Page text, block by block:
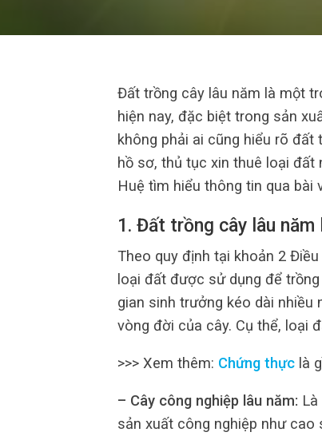
Đất trồng cây lâu năm là một
hiện nay, đặc biệt trong sản
không phải ai cũng hiểu rõ đất
hồ sơ, thủ tục xin thuê loại đất
Huệ tìm hiểu thông tin qua bài
1. Đất trồng cây lâu năm
Theo quy định tại khoản 2
loại đất được sử dụng để
gian sinh trưởng kéo dài
vòng đời của cây. Cụ thể, loại
>>> Xem thêm: Chứng thực là
– Cây công nghiệp lâu năm:
sản xuất công nghiệp như cao